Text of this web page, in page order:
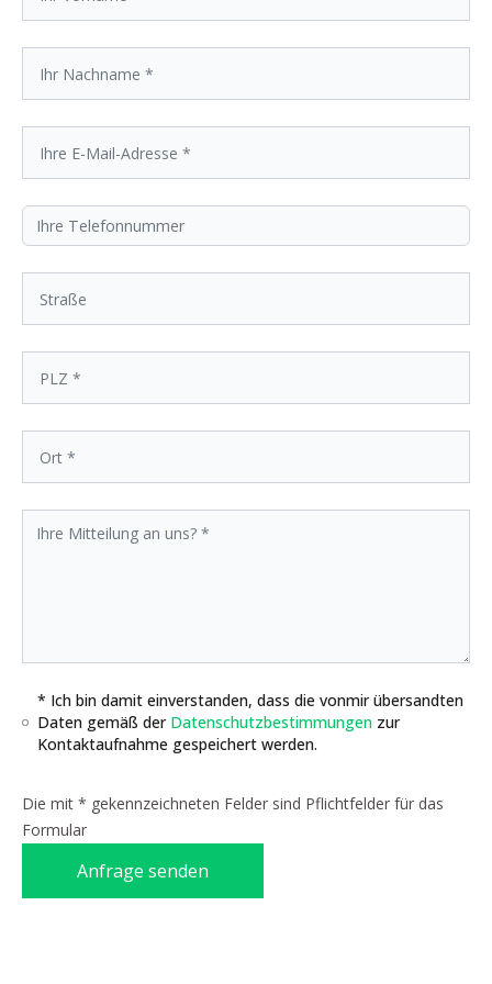
* Ich bin damit einverstanden, dass die vonmir übersandten
Daten gemäß der Datenschutzbestimmungen zur
Kontaktaufnahme gespeichert werden.
Die mit * gekennzeichneten Felder sind Pflichtfelder für das
Formular
Anfrage senden